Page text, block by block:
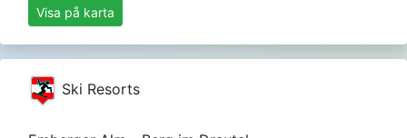
Visa på karta
Ski Resorts